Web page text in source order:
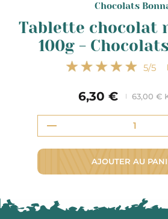
Chocolats
Tablette chocolat
100g -
5/5
6,30 € 63,00 €
AJOUTER AU